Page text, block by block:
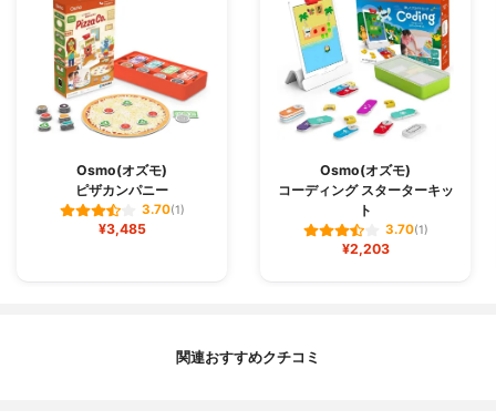
Osmo(オズモ)
ピザカンパニー
3.70(1)
¥3,485
Osmo(オズモ)
コーディング スターターキッ
ト
3.70(1)
¥2,203
関連おすすめクチコミ